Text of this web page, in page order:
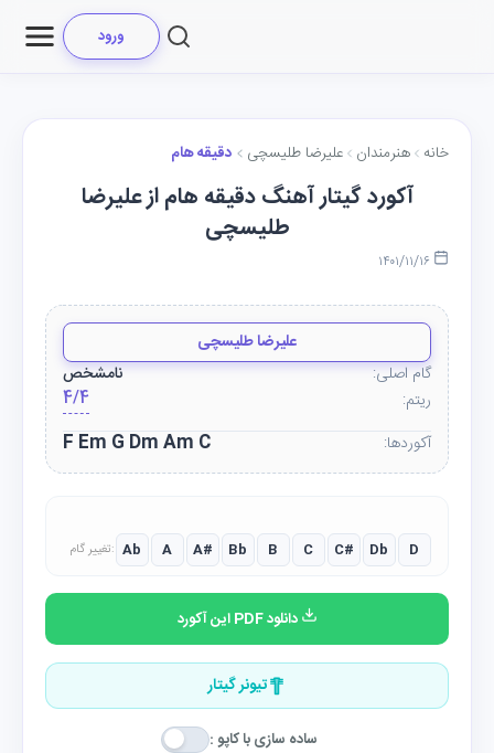
ورود
خانه هنرمندان علیرضا طلیسچی دقیقه هام
آکورد گیتار آهنگ دقیقه هام از علیرضا
طلیسچی
علیرضا طلیسچی
گام اصلی:
نامشخص
ریتم:
4/4
آکوردها:
F Em G Dm Am C
تغییر گام: Ab A A# Bb B C C# Db D
دانلود PDF این آکورد
تیونر گیتار
ساده سازی با کاپو :